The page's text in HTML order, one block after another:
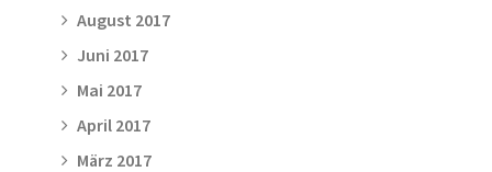
August 2017
Juni 2017
Mai 2017
April 2017
März 2017